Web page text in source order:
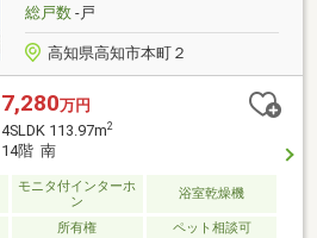
総戸数-戸
高知県高知市本町２
7,280万円
4SLDK 113.97m2
14階 南
モニタ付インターホ
ン
浴室乾燥機
所有権 ペット相談可